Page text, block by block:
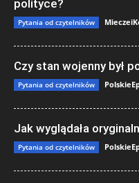
polityce?
Pytania od czytelników
Czy stan wojenny był
Pytania od czytelników
Jak wyglądała
Pytania od czytelników